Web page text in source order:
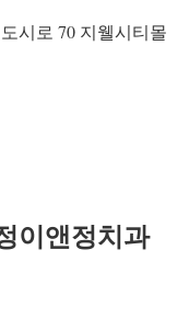
시로 70 지웰시티몰
이앤정치과